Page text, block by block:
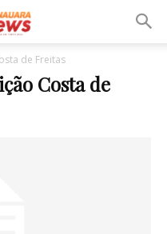
de Freitas
Costa de